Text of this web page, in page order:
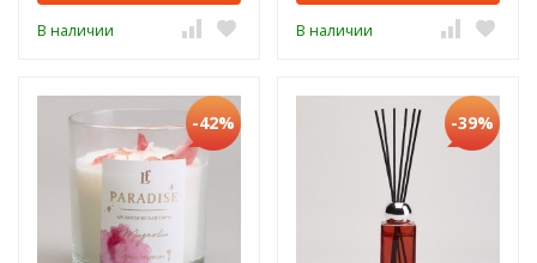
В наличии В наличии
-42% -39%